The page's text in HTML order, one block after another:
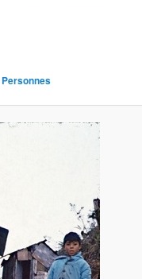
Personnes